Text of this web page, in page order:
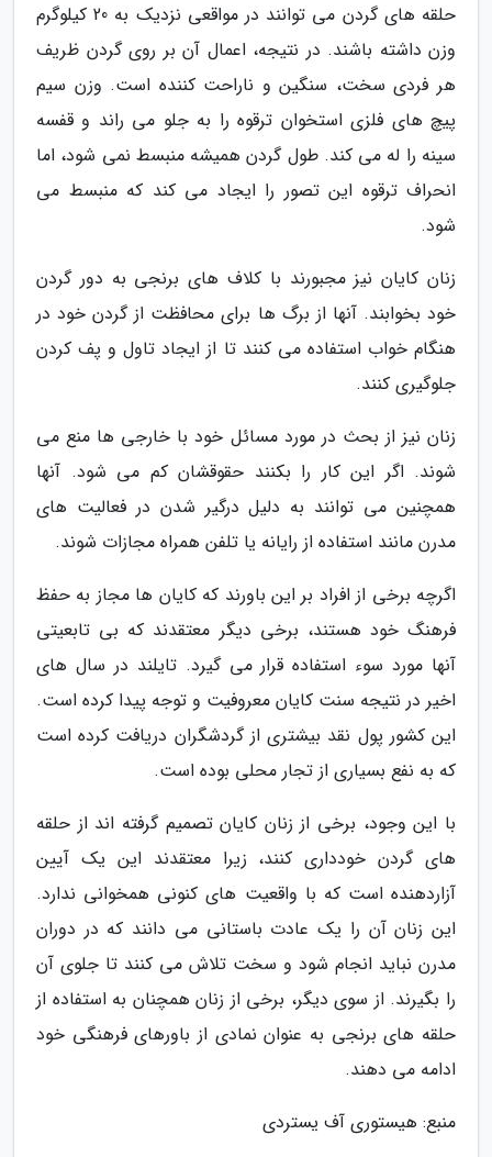
حلقه های گردن می توانند در مواقعی نزدیک به 20 کیلوگرم
وزن داشته باشند. در نتیجه، اعمال آن بر روی گردن ظریف
هر فردی سخت، سنگین و ناراحت کننده است. وزن سیم
پیچ های فلزی استخوان ترقوه را به جلو می راند و قفسه
سینه را له می کند. طول گردن همیشه منبسط نمی شود، اما
انحراف ترقوه این تصور را ایجاد می کند که منبسط می
شود.
زنان کایان نیز مجبورند با کلاف های برنجی به دور گردن
خود بخوابند. آنها از برگ ها برای محافظت از گردن خود در
هنگام خواب استفاده می کنند تا از ایجاد تاول و پف کردن
جلوگیری کنند.
زنان نیز از بحث در مورد مسائل خود با خارجی ها منع می
شوند. اگر این کار را بکنند حقوقشان کم می شود. آنها
همچنین می توانند به دلیل درگیر شدن در فعالیت های
مدرن مانند استفاده از رایانه یا تلفن همراه مجازات شوند.
اگرچه برخی از افراد بر این باورند که کایان ها مجاز به حفظ
فرهنگ خود هستند، برخی دیگر معتقدند که بی تابعیتی
آنها مورد سوء استفاده قرار می گیرد. تایلند در سال های
اخیر در نتیجه سنت کایان معروفیت و توجه پیدا کرده است.
این کشور پول نقد بیشتری از گردشگران دریافت کرده است
که به نفع بسیاری از تجار محلی بوده است.
با این وجود، برخی از زنان کایان تصمیم گرفته اند از حلقه
های گردن خودداری کنند، زیرا معتقدند این یک آیین
آزاردهنده است که با واقعیت های کنونی همخوانی ندارد.
این زنان آن را یک عادت باستانی می دانند که در دوران
مدرن نباید انجام شود و سخت تلاش می کنند تا جلوی آن
را بگیرند. از سوی دیگر، برخی از زنان همچنان به استفاده از
حلقه های برنجی به عنوان نمادی از باورهای فرهنگی خود
ادامه می دهند.
منبع: هیستوری آف یستردی